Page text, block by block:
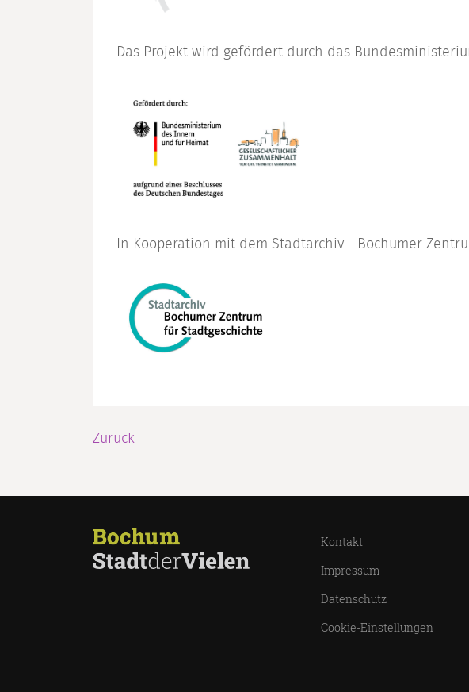
Das Projekt wird gefördert durch das
In Kooperation mit dem Stadtarchiv - Bochumer
Zurück
Kontakt
Impressum
Datenschutz
Cookie-Einstellungen